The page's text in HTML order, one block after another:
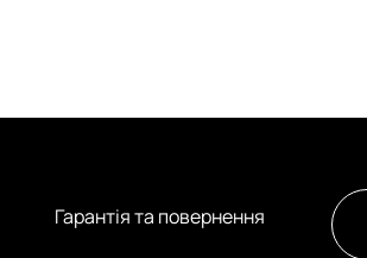
Гарантія та повернення